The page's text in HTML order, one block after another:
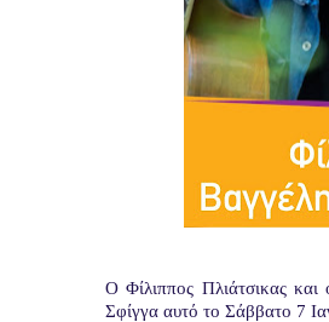
Ο Φίλιππος Πλιάτσικας και
Σφίγγα αυτό το Σάββατο 7